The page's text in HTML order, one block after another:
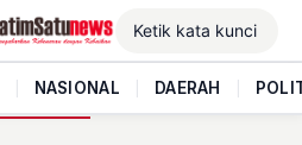
NASIONAL DAERAH